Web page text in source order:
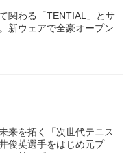
関わる「TENTIAL」とサ
新ウェアで全豪オープン
来を拓く「次世代テニス
俊英選手をはじめ元プ